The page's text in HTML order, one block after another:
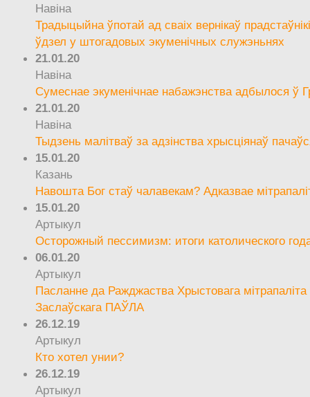
Навіна
Традыцыйна ўпотай ад сваіх вернікаў
ўдзел у штогадовых экуменічных служэньнях
21.01.20
Навіна
Сумеснае экуменічнае набажэнства адбылося ў
21.01.20
Навіна
Тыдзень малітваў за адзінства хрысціянаў
15.01.20
Казань
Навошта Бог стаў чалавекам? Адказвае
15.01.20
Артыкул
Осторожный пессимизм: итоги католического
06.01.20
Артыкул
Пасланне да Ражджаства Хрыстовага мітрапаліта
Заслаўскага ПАЎЛА
26.12.19
Артыкул
Кто хотел унии?
26.12.19
Артыкул